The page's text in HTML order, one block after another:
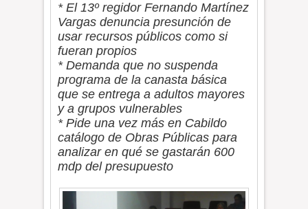
* El 13º regidor Fernando Martínez
Vargas denuncia presunción de
usar recursos públicos como si
fueran propios
* Demanda que no suspenda
programa de la canasta básica
que se entrega a adultos mayores
y a grupos vulnerables
* Pide una vez más en Cabildo
catálogo de Obras Públicas para
analizar en qué se gastarán 600
mdp del presupuesto